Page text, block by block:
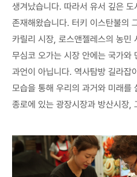
생겨났습니다. 따라서 유서 깊은 도
존재해왔습니다. 터키 이스탄불의
카릴리 시장, 로스앤젤레스의 농민
무심코 오가는 시장 안에는 국가와
과언이 아닙니다. 역사탐방 길라잡
모습을 통해 우리의 과거와 미래를
종로에 있는 광장시장과 방산시장,